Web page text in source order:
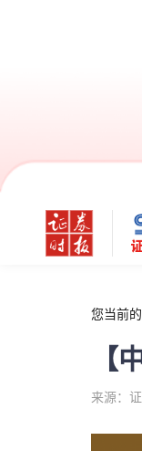
您当前的
来源：